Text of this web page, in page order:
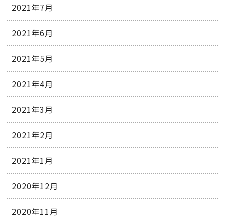
2021年7月
2021年6月
2021年5月
2021年4月
2021年3月
2021年2月
2021年1月
2020年12月
2020年11月